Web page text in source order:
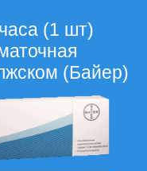
(1 шт)
(Байер)